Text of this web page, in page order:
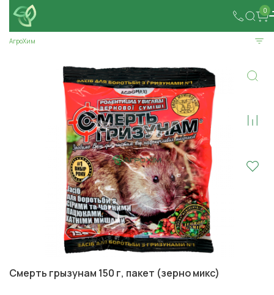
0
АгроХим
Смерть грызунам 150 г, пакет (зерно микс)